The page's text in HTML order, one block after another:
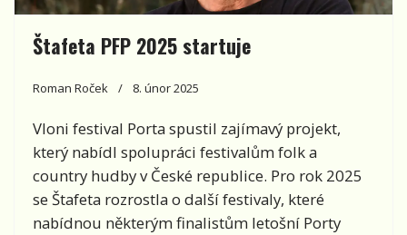
Štafeta PFP 2025 startuje
Roman Roček 8. únor 2025
Vloni festival Porta spustil zajímavý projekt,
který nabídl spolupráci festivalům folk a
country hudby v České republice. Pro rok 2025
se Štafeta rozrostla o další festivaly, které
nabídnou některým finalistům letošní Porty